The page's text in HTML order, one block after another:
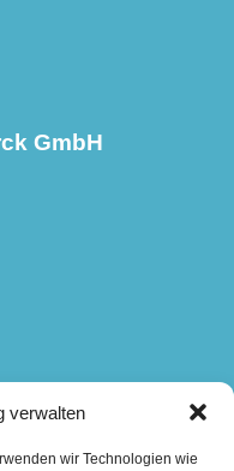
verwalten
wir Technologien wie
GmbH